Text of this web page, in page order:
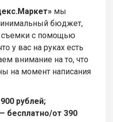
мы
бюджет,
съемки с помощью
у вас на руках есть
внимание на то, что
на момент написания
рублей;
бесплатно/от 390